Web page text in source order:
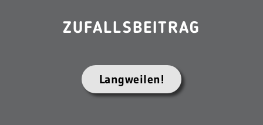
ZUFALLSBEITRAG
Langweilen!